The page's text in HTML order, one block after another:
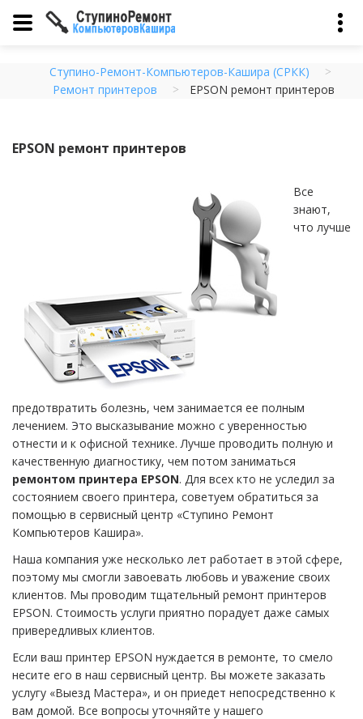
Ступино-Ремонт-Компьютеров-Кашира (СРКК)
Ремонт принтеров
EPSON ремонт принтеров
EPSON ремонт принтеров
Все
знают,
что лучше
предотвратить болезнь, чем занимается ее полным
лечением. Это высказывание можно с уверенностью
отнести и к офисной технике. Лучше проводить полную и
качественную диагностику, чем потом заниматься
ремонтом принтера EPSON. Для всех кто не уследил за
состоянием своего принтера, советуем обратиться за
помощью в сервисный центр «Ступино Ремонт
Компьютеров Кашира».
Наша компания уже несколько лет работает в этой сфере,
поэтому мы смогли завоевать любовь и уважение своих
клиентов. Мы проводим тщательный ремонт принтеров
EPSON. Стоимость услуги приятно порадует даже самых
привередливых клиентов.
Если ваш принтер EPSON нуждается в ремонте, то смело
несите его в наш сервисный центр. Вы можете заказать
услугу «Выезд Мастера», и он приедет непосредственно к
вам домой. Все вопросы уточняйте у нашего